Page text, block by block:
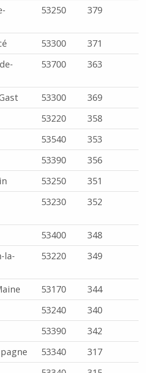
53250 379
53300
371
53700 363
53300
369
53220
358
53540
353
53390
356
53250
351
53230 352
53400
348
la-
53220 349
53170
344
53240
340
53390
342
53340
317